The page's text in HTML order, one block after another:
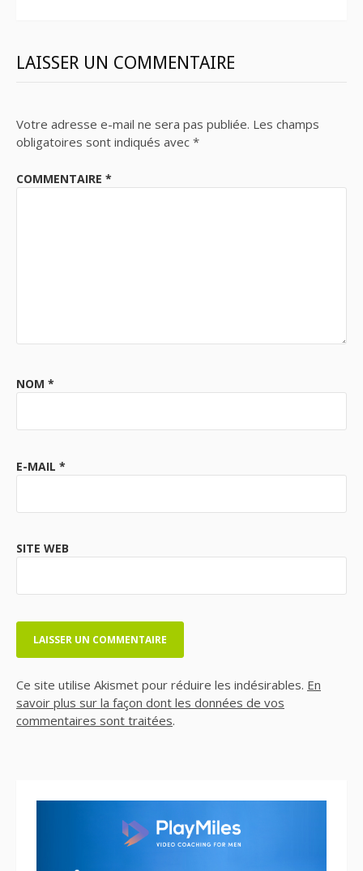
LAISSER UN COMMENTAIRE
Votre adresse e-mail ne sera pas publiée. Les champs
obligatoires sont indiqués avec *
COMMENTAIRE *
NOM *
E-MAIL *
SITE WEB
Ce site utilise Akismet pour réduire les indésirables. En
savoir plus sur la façon dont les données de vos
commentaires sont traitées.